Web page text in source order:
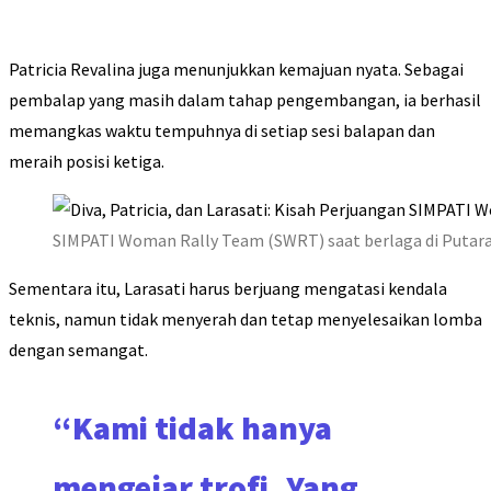
Patricia Revalina juga menunjukkan kemajuan nyata. Sebagai
pembalap yang masih dalam tahap pengembangan, ia berhasil
memangkas waktu tempuhnya di setiap sesi balapan dan
meraih posisi ketiga.
SIMPATI Woman Rally Team (SWRT) saat berlaga di
Sementara itu, Larasati harus berjuang mengatasi kendala
teknis, namun tidak menyerah dan tetap menyelesaikan lomba
dengan semangat.
“Kami tidak hanya